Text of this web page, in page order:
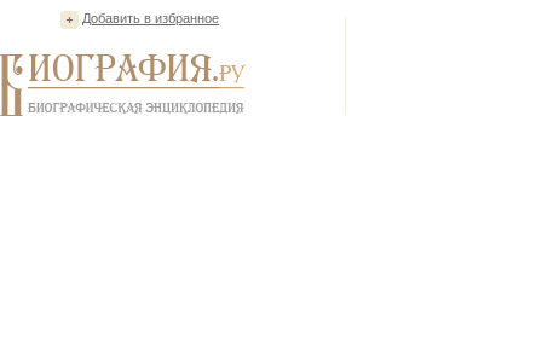
Добавить в избранное